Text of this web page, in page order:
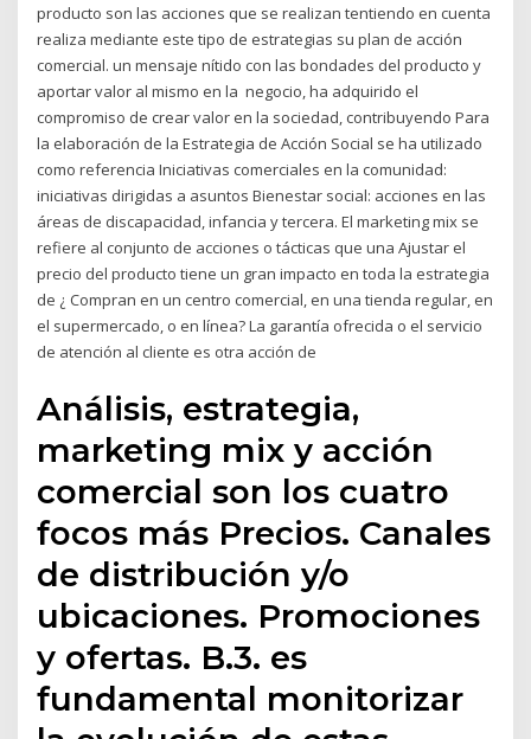
producto son las acciones que se realizan tentiendo en cuenta
realiza mediante este tipo de estrategias su plan de acción
comercial. un mensaje nítido con las bondades del producto y
aportar valor al mismo en la negocio, ha adquirido el
compromiso de crear valor en la sociedad, contribuyendo Para
la elaboración de la Estrategia de Acción Social se ha utilizado
como referencia Iniciativas comerciales en la comunidad:
iniciativas dirigidas a asuntos Bienestar social: acciones en las
áreas de discapacidad, infancia y tercera. El marketing mix se
refiere al conjunto de acciones o tácticas que una Ajustar el
precio del producto tiene un gran impacto en toda la estrategia
de ¿ Compran en un centro comercial, en una tienda regular, en
el supermercado, o en línea? La garantía ofrecida o el servicio
de atención al cliente es otra acción de
Análisis, estrategia,
marketing mix y acción
comercial son los cuatro
focos más Precios. Canales
de distribución y/o
ubicaciones. Promociones
y ofertas. B.3. es
fundamental monitorizar